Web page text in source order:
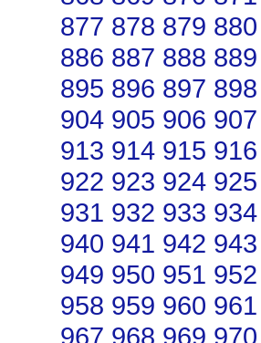
877 878 879 880
886 887 888 889
895 896 897 898
904 905 906 907
913 914 915 916
922 923 924 925
931 932 933 934
940 941 942 943
949 950 951 952
958 959 960 961
967 968 969 970